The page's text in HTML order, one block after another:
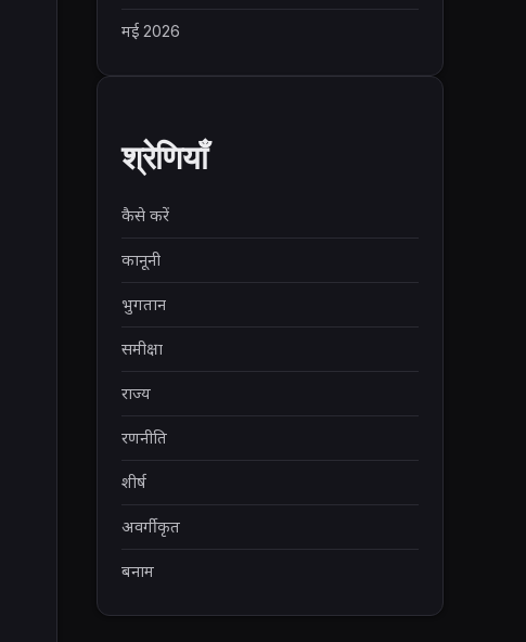
मई 2026
श्रेणियाँ
कैसे करें
कानूनी
भुगतान
समीक्षा
राज्य
रणनीति
शीर्ष
अवर्गीकृत
बनाम